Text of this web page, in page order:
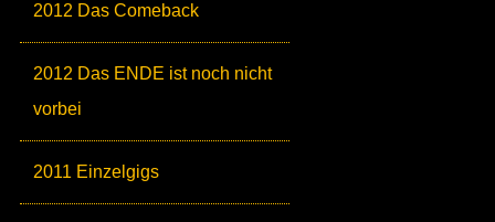
2012 Das Comeback
2012 Das ENDE ist noch nicht
vorbei
2011 Einzelgigs